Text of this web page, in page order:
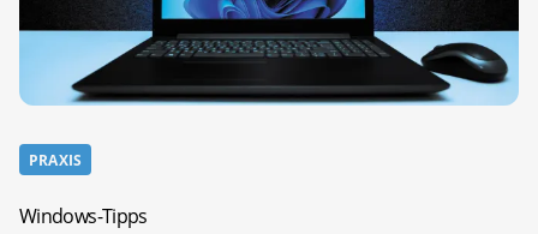
PRAXIS
Windows-Tipps